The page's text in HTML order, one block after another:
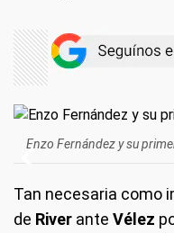
Enzo Fernández y su
Tan necesaria como
de River ante Vélez